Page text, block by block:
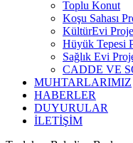
Toplu Konut
Koşu Sahası
KültürEvi
Hüyük Tepesi
Sağlık Evi
CADDE VE
MUHTARLARIMIZ
HABERLER
DUYURULAR
İLETİŞİM